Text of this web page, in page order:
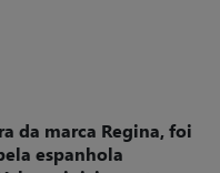
da marca Regina, foi
espanhola